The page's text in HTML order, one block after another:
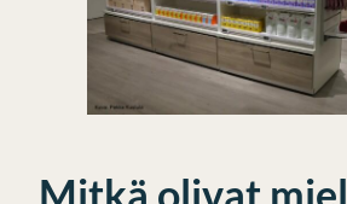
Mitkä olivat